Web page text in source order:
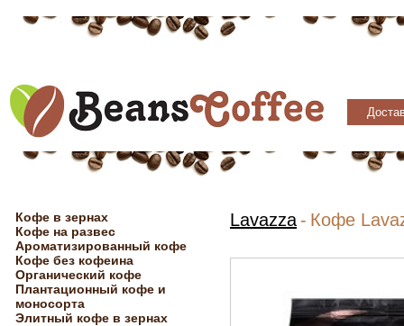
Кофе в зернах
Кофе на развес
Ароматизированный кофе
Кофе без кофеина
Органический кофе
Плантационный кофе и
моносорта
Элитный кофе в зернах
Lavazza - Кофе